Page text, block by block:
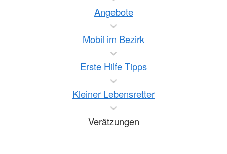
Angebote
Mobil im Bezirk
Erste Hilfe Tipps
Kleiner Lebensretter
Verätzungen